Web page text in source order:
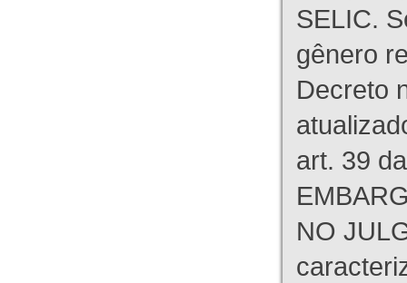
SELIC.
gênero
Decreto
art. 39
NO